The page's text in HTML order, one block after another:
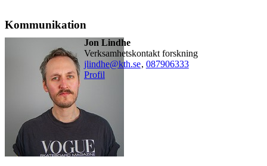
Kommunikation
Jon Lindhe
Verksamhetskontakt forskning
jlindhe@kth.se, 087906333
Profil